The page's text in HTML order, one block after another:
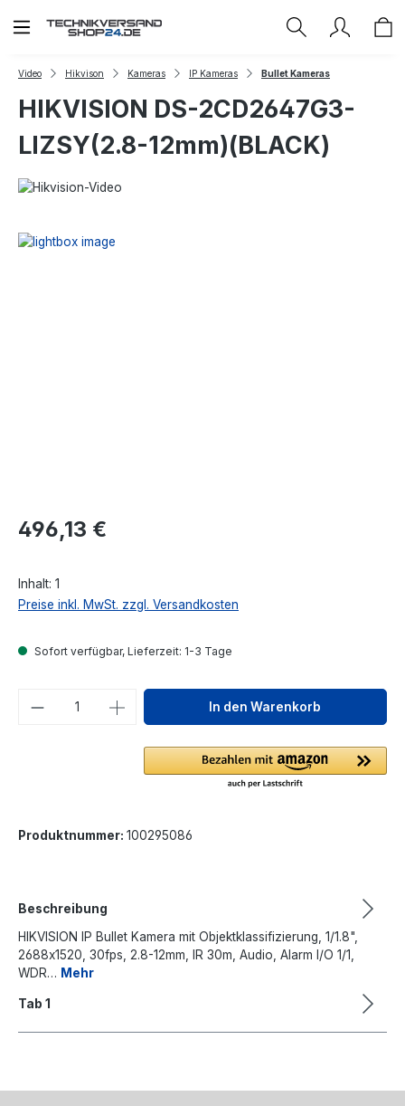
Zum Hauptinhalt springen
Video Hikvison Kameras IP Kameras Bullet Kameras
HIKVISION DS-2CD2647G3-
LIZSY(2.8-12mm)(BLACK)
Regulärer Preis:
496,13 €
Inhalt: 1
Preise inkl. MwSt. zzgl. Versandkosten
Sofort verfügbar, Lieferzeit: 1-3 Tage
Produkt Anzahl: Gib denIn den Warenkorb
Produktnummer: 100295086
Beschreibung
HIKVISION IP Bullet Kamera mit Objektklassifizierung, 1/1.8",
2688x1520, 30fps, 2.8-12mm, IR 30m, Audio, Alarm I/O 1/1,
WDR… Mehr
Tab 1